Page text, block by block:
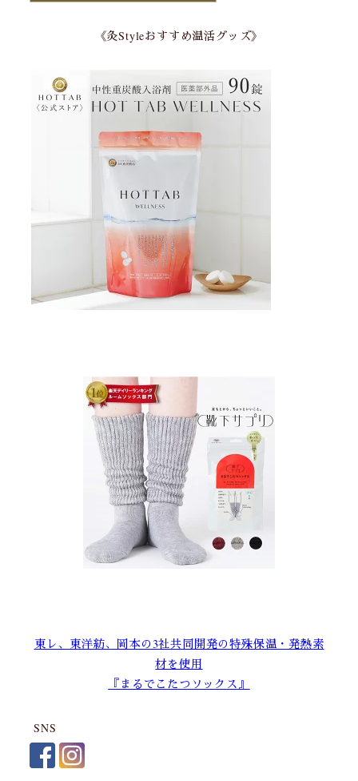
《灸Styleおすすめ温活グッズ》
東レ、東洋紡、岡本の3社共同開発の特殊保温・発熱素
材を使用
『まるでこたつソックス』
SNS